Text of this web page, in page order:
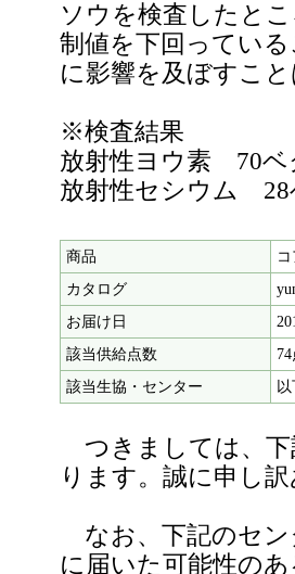
ソウを検査したと
制値を下回ってい
に影響を及ぼすこと
※検査結果
放射性ヨウ素 70ベ
放射性セシウム 28
商品
カタログ
お届け日
該当供給点数
該当生協・センター
以
つきましては、下
ります。誠に申し
なお、下記のセン
に届いた可能性の